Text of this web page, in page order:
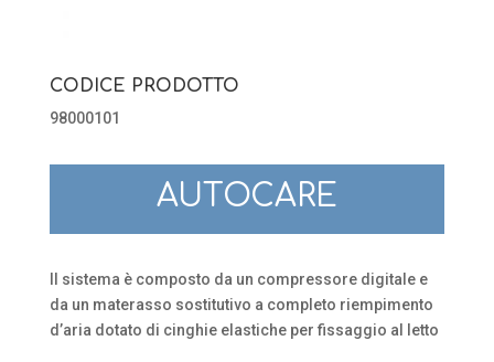
CODICE PRODOTTO
98000101
AUTOCARE
Il sistema è composto da un compressore digitale e
da un materasso sostitutivo a completo riempimento
d’aria dotato di cinghie elastiche per fissaggio al letto